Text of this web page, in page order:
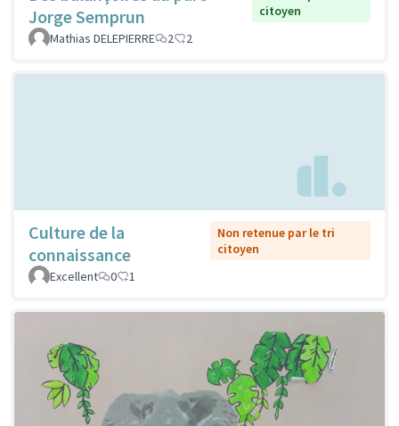
Jorge Semprun
citoyen
Mathias DELEPIERRE
2 2
Culture de la
connaissance
Non retenue par le tri
citoyen
Excellent
0 1